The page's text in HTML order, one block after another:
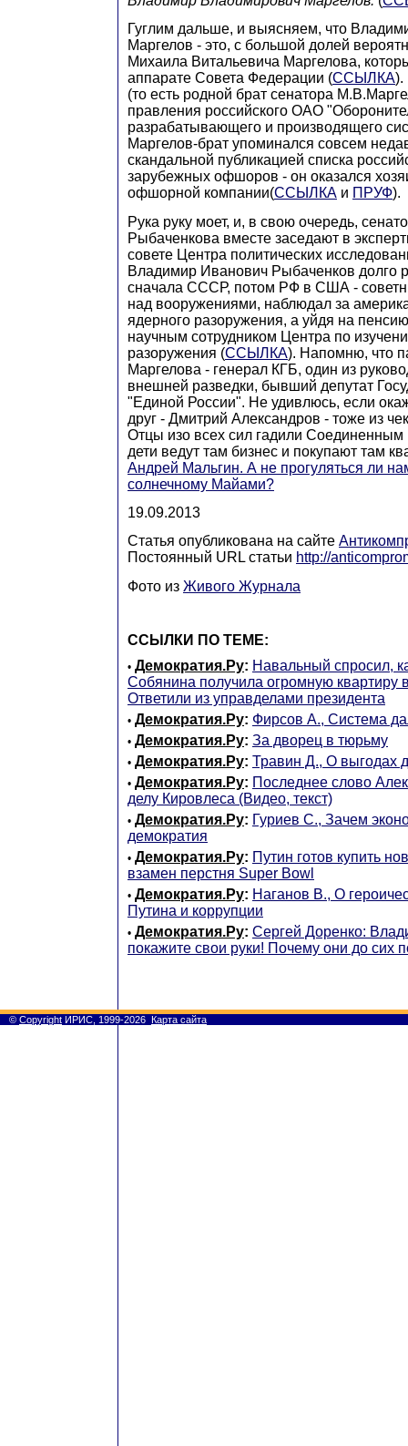
Гуглим дальше, и выясняем, что
Маргелов - это, с большой долей
Михаила Витальевича Маргелова,
аппарате Совета Федерации (ССЫЛКА).
(то есть родной брат сенатора
правления российского ОАО
разрабатывающего и производящего
Маргелов-брат упоминался совсем
скандальной публикацией списка
зарубежных офшоров - он оказался
офшорной компании(ССЫЛКА и ПРУФ).
Рука руку моет, и, в свою очередь,
Рыбаченкова вместе заседают в
совете Центра политических
Владимир Иванович Рыбаченков долго
сначала СССР, потом РФ в США -
над вооружениями, наблюдал за
ядерного разоружения, а уйдя на
научным сотрудником Центра по
разоружения (ССЫЛКА). Напомню, что
Маргелова - генерал КГБ, один из
внешней разведки, бывший депутат
"Единой России". Не удивлюсь, если
друг - Дмитрий Александров - тоже из
Отцы изо всех сил гадили
дети ведут там бизнес и покупают там
Андрей Мальгин. А не прогуляться ли
солнечному Майами?
19.09.2013
Статья опубликована на сайте
Постоянный URL статьи http://
Фото из Живого Журнала
ССЫЛКИ ПО ТЕМЕ:
• Демократия.Ру: Навальный спросил,
Собянина получила огромную квартиру
Ответили из управделами президента
• Демократия.Ру: Фирсов А., Система
• Демократия.Ру: За дворец в тюрьму
• Демократия.Ру: Травин Д., О выгодах
• Демократия.Ру: Последнее слово
делу Кировлеса (Видео, текст)
• Демократия.Ру: Гуриев С., Зачем
демократия
• Демократия.Ру: Путин готов купить
взамен перстня Super Bowl
• Демократия.Ру: Наганов В., О
Путина и коррупции
• Демократия.Ру: Сергей Доренко:
покажите свои руки! Почему они до сих
© Copyright ИРИС, 1999-2026 Карта сайта